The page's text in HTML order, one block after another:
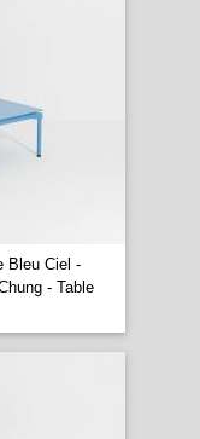
Bleu Ciel -
- Table